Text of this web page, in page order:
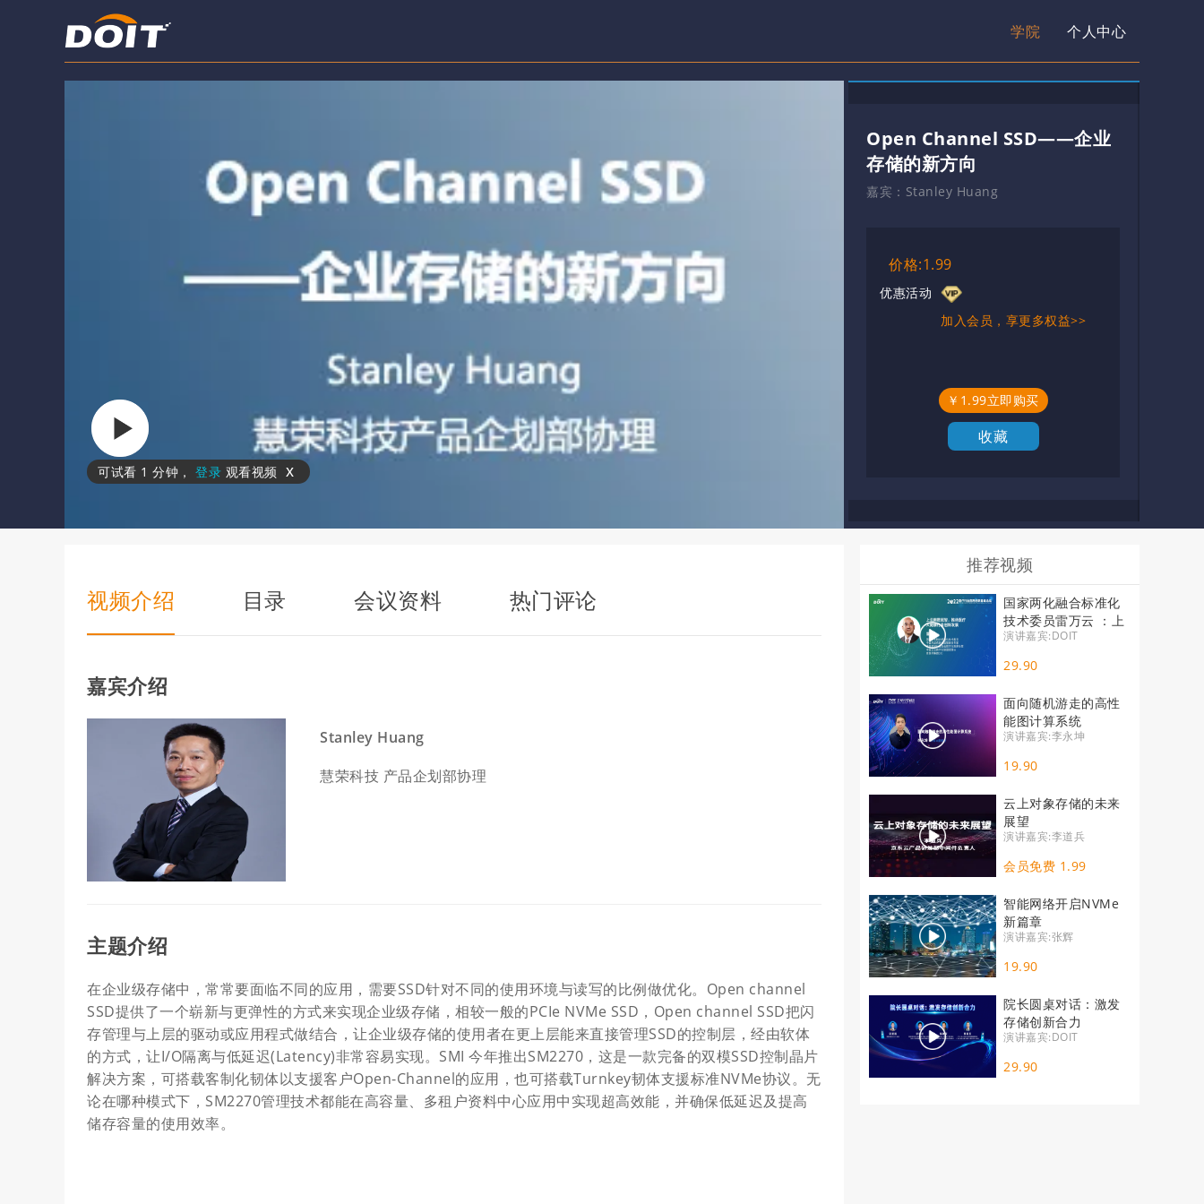
学院 个人中心
可试看 1 分钟 ， 登录 观看视频 x
Open Channel SSD——企业
存储的新方向
嘉宾： Stanley Huang
价格:1.99
优惠活动
加入会员，享更多权益>>
￥1.99立即购买
收藏
视频介绍 目录 会议资料 热门评论
嘉宾介绍
Stanley Huang
慧荣科技 产品企划部协理
主题介绍
在企业级存储中，常常要面临不同的应用，需要SSD针对不同的使用环境与读写的比例做优化。Open channel
SSD提供了一个崭新与更弹性的方式来实现企业级存储，相较一般的PCIe NVMe SSD，Open channel SSD把闪
存管理与上层的驱动或应用程式做结合，让企业级存储的使用者在更上层能来直接管理SSD的控制层，经由软体
的方式，让I/O隔离与低延迟(Latency)非常容易实现。SMI 今年推出SM2270，这是一款完备的双模SSD控制晶片
解决方案，可搭载客制化韧体以支援客户Open-Channel的应用，也可搭载Turnkey韧体支援标准NVMe协议。无
论在哪种模式下，SM2270管理技术都能在高容量、多租户资料中心应用中实现超高效能，并确保低延迟及提高
储存容量的使用效率。
推荐视频
国家两化融合标准化
技术委员雷万云 ：上
云用数赋智，推动医
展
演讲嘉宾:DOIT
29.90
面向随机游走的高性
能图计算系统
演讲嘉宾:李永坤
19.90
云上对象存储的未来
展望
演讲嘉宾:李道兵
会员免费 1.99
智能网络开启NVMe
新篇章
演讲嘉宾:张辉
19.90
院长圆桌对话：激发
存储创新合力
演讲嘉宾:DOIT
29.90